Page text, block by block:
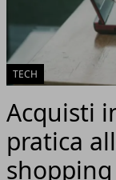
TECH
Acquisti
pratica